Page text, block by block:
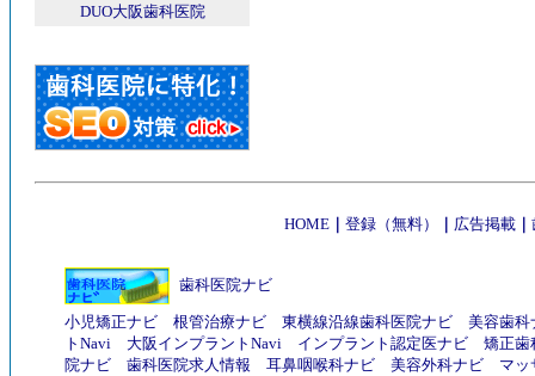
DUO大阪歯科医院
HOME｜ 登録（無料） 広告掲載｜
歯科医院ナビ
小児矯正ナビ 根管治療ナビ 東横線沿線歯科医院ナビ
美容歯科
トNavi
大阪インプラントNavi インプラント認定医ナビ
矯正歯
院ナビ
歯科医院求人情報 耳鼻咽喉科ナビ 美容外科ナビ
マッ